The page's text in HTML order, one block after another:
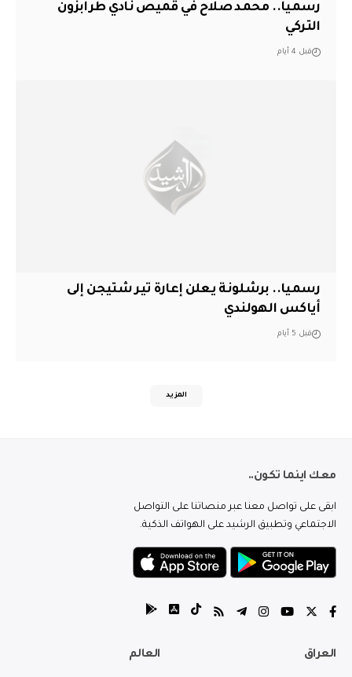
رسميا.. محمد صلاح في قميص نادي طرابزون
التركي
قبل 4 أيام
رسميا.. برشلونة يعلن إعارة تير شتيجن إلى
أياكس الهولندي
قبل 5 أيام
المزيد
معك اينما تكون..
ابقى على تواصل معنا عبر منصاتنا على التواصل
الاجتماعي وتطبيق الرشيد على الهواتف الذكية.
العراق العالم